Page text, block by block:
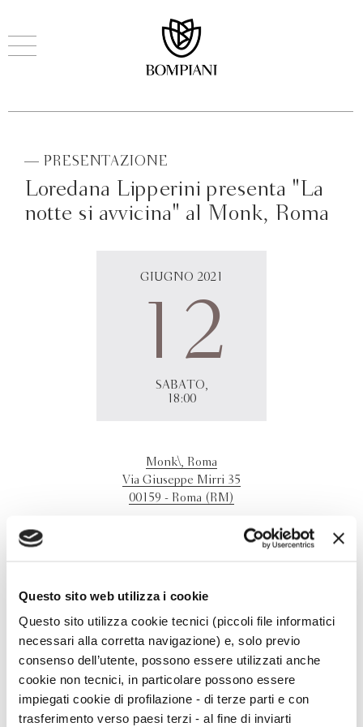
Questo sito web utilizza i cookie
Questo sito utilizza cookie tecnici (piccoli file informatici
necessari alla corretta navigazione) e, solo previo
consenso dell’utente, possono essere utilizzati anche
cookie non tecnici, in particolare possono essere
impiegati cookie di profilazione - di terze parti e con
trasferimento verso paesi terzi - al fine di inviarti
— PRESENTAZIONE
Loredana Lipperini presenta "La
notte si avvicina" al Monk, Roma
GIUGNO 2021
12
SABATO,
18:00
Monk\, Roma
Via Giuseppe Mirri 35
00159 - Roma (RM)
Loredana Lipperini La notte si avvicinaal Monk
di Roma nell'ambito della Festa della Filosofia. Per